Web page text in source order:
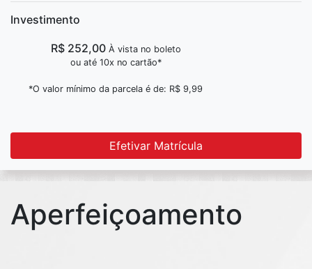
Trabalhando com textos
Criando elementos visuais 3D
Criando imagens e layouts para a web
Investimento
R$ 252,00 À vista no boleto
ou até 10x no cartão*
*O valor mínimo da parcela é de: R$ 9,99
Efetivar Matrícula
Aperfeiçoamento